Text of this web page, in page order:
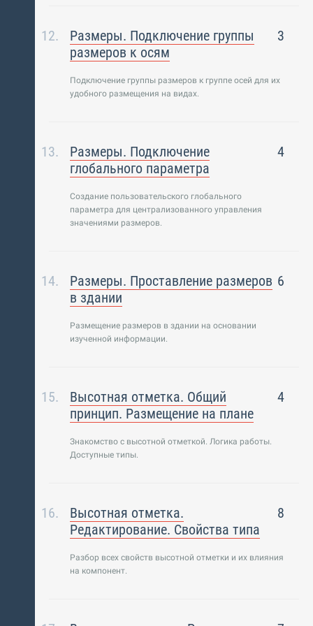
Размеры. Подключение группы
размеров к осям
3
Подключение группы размеров к группе осей для их
удобного размещения на видах.
Размеры. Подключение
глобального параметра
4
Создание пользовательского глобального
параметра для централизованного управления
значениями размеров.
Размеры. Проставление размеров
в здании
6
Размещение размеров в здании на основании
изученной информации.
Высотная отметка. Общий
принцип. Размещение на плане
4
Знакомство с высотной отметкой. Логика работы.
Доступные типы.
Высотная отметка.
Редактирование. Свойства типа
8
Разбор всех свойств высотной отметки и их влияния
на компонент.